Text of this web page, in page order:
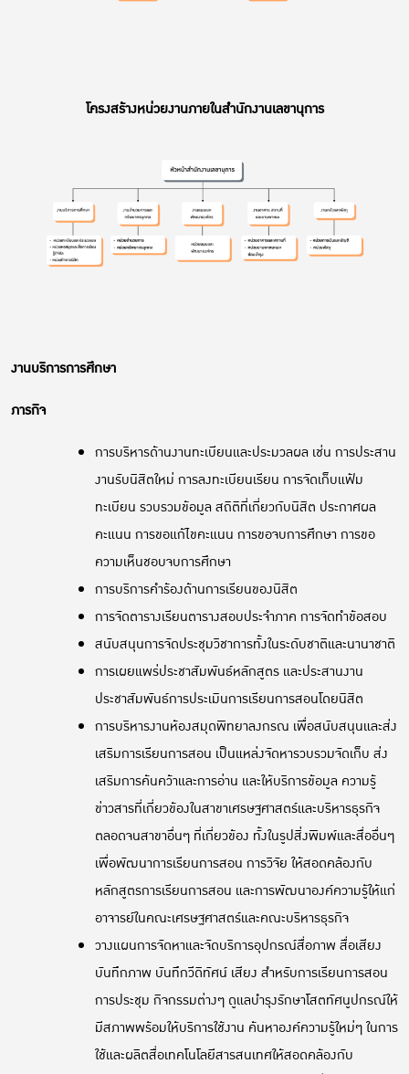
โครงสร้างหน่วยงานภายในสำนักงานเลขานุการ
งานบริการการศึกษา
ภารกิจ
การบริหารด้านงานทะเบียนและประมวลผล เช่น การประสาน
งานรับนิสิตใหม่ การลงทะเบียนเรียน การจัดเก็บแฟ้ม
ทะเบียน รวบรวมข้อมูล สถิติที่เกี่ยวกับนิสิต ประกาศผล
คะแนน การขอแก้ไขคะแนน การขอจบการศึกษา การขอ
ความเห็นชอบจบการศึกษา
การบริการคำร้องด้านการเรียนของนิสิต
การจัดตารางเรียนตารางสอบประจำภาค การจัดทำข้อสอบ
สนับสนุนการจัดประชุมวิชาการทั้งในระดับชาติและนานาชาติ
การเผยแพร่ประชาสัมพันธ์หลักสูตร และประสานงาน
ประชาสัมพันธ์การประเมินการเรียนการสอนโดยนิสิต
การบริหารงานห้องสมุดพิทยาลงกรณ เพื่อสนับสนุนและส่ง
เสริมการเรียนการสอน เป็นแหล่งจัดหารวบรวมจัดเก็บ ส่ง
เสริมการค้นคว้าและการอ่าน และให้บริการข้อมูล ความรู้
ข่าวสารที่เกี่ยวข้องในสาขาเศรษฐศาสตร์และบริหารธุรกิจ
ตลอดจนสาขาอื่นๆ ที่เกี่ยวข้อง ทั้งในรูปสิ่งพิมพ์และสื่ออื่นๆ
เพื่อพัฒนาการเรียนการสอน การวิจัย ให้สอดคล้องกับ
หลักสูตรการเรียนการสอน และการพัฒนาองค์ความรู้ให้แก่
อาจารย์ในคณะเศรษฐศาสตร์และคณะบริหารธุรกิจ
วางแผนการจัดหาและจัดบริการอุปกรณ์สื่อภาพ สื่อเสียง
บันทึกภาพ บันทึกวีดิทัศน์ เสียง สำหรับการเรียนการสอน
การประชุม กิจกรรมต่างๆ ดูแลบำรุงรักษาโสตทัศนูปกรณ์ให้
มีสภาพพร้อมให้บริการใช้งาน ค้นหาองค์ความรู้ใหม่ๆ ในการ
ใช้และผลิตสื่อเทคโนโลยีสารสนเทศให้สอดคล้องกับ